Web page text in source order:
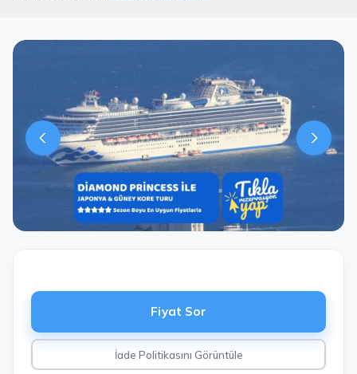
Fiyat Sor
İade Politikasını Görüntüle